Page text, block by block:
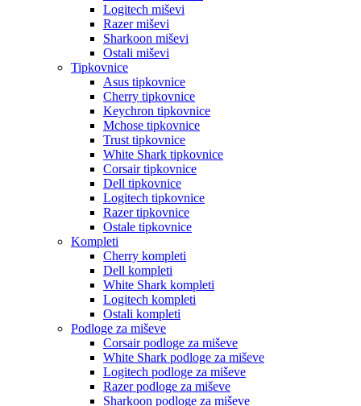
Logitech miševi
Razer miševi
Sharkoon miševi
Ostali miševi
Tipkovnice
Asus tipkovnice
Cherry tipkovnice
Keychron tipkovnice
Mchose tipkovnice
Trust tipkovnice
White Shark tipkovnice
Corsair tipkovnice
Dell tipkovnice
Logitech tipkovnice
Razer tipkovnice
Ostale tipkovnice
Kompleti
Cherry kompleti
Dell kompleti
White Shark kompleti
Logitech kompleti
Ostali kompleti
Podloge za miševe
Corsair podloge za miševe
White Shark podloge za miševe
Logitech podloge za miševe
Razer podloge za miševe
Sharkoon podloge za miševe